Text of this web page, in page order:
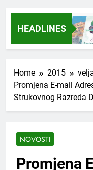
HEADLINES
Ago
Home 2015
Promjena E-mail
Strukovnog Razreda
NOVOSTI
Promjena